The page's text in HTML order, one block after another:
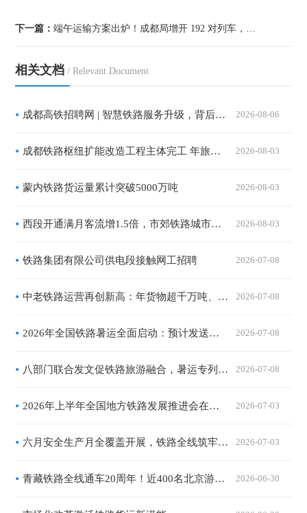
下一篇：端午运输方案出炉！成都局增开 192 对列车，多趟定制专列便
相关文档 / Relevant Document
成都高铁招聘网 | 智慧铁路服务升级，背后更需要有温度的你 2026-08-06
成都铁路枢纽扩能改造工程主体完工 年旅客吞吐量将突破1.2亿人次 2026-08-03
蒙内铁路货运量累计突破5000万吨 2026-08-03
西段开通满月客流增1.5倍，市郊铁路城市副中心线迎暑运高峰 2026-08-03
铁路集团有限公司供电段接触网工招聘 2026-07-08
中老铁路运营再创新高：年货物超千万吨、旅客突破7000万人次，扩能改造有序推进 2026-07-08
2026年全国铁路暑运全面启动：预计发送旅客10.1亿人次，精准运力与暖心服务共绘夏日流动画卷 2026-07-08
八部门联合发文促铁路旅游融合，暑运专列矩阵全面扩容 2026-07-08
2026年上半年全国地方铁路发展推进会在西安召开：地方铁路营业里程突破2.7万公里，服务区域经济一体化提速 2026-07-03
六月安全生产月全覆盖开展，铁路全线筑牢运输安全坚实防线 2026-07-03
青藏铁路全线通车20周年！近400名北京游客搭乘“京藏号”出发 2026-06-30